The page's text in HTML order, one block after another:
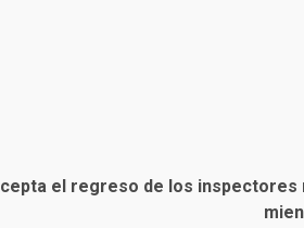
el regreso de los inspectores